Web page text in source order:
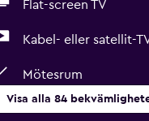
Flat-screen TV
Kabel- eller satellit-
Mötesrum
Visa alla 84